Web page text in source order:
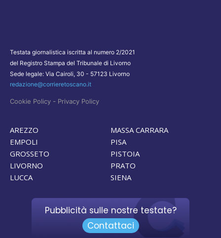
Testata giornalistica iscritta al numero 2/2021
del Registro Stampa del Tribunale di Livorno
Sede legale: Via Cairoli, 30 - 57123 Livorno
redazione@corrieretoscano.it
Cookie Policy - Privacy Policy
AREZZO
EMPOLI
GROSSETO
LIVORNO
LUCCA
MASSA CARRARA
PISA
PISTOIA
PRATO
SIENA
Pubblicità sulle nostre testate?
Contattaci